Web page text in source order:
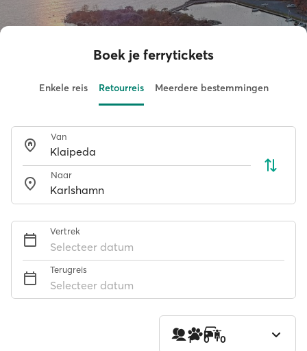
Boek je ferrytickets
Enkele reis Retourreis Meerdere bestemmingen
Van
Naar
Vertrek
Selecteer datum
Terugreis
Selecteer datum
1 0 0